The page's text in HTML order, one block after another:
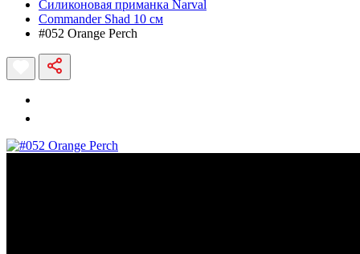
Силиконовая приманка Narval
Commander Shad 10 см
#052 Orange Perch